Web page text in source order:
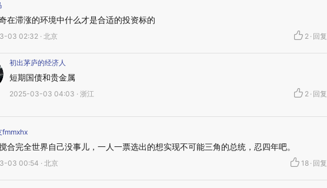
在滞涨的环境中什么才是合适的投资标的
03 02:32 · 北京 2 · 回复
初出茅庐的经济人
短期国债和贵金属
2025-03-03 04:03 · 浙江 2 · 回复
fmmxhx
合完全世界自己没事儿，一人一票选出的想实现不可能三角的总统，忍四年吧。
03 00:54 · 北京 18 · 回复